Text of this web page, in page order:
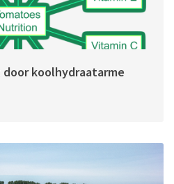
koolhydraatarme